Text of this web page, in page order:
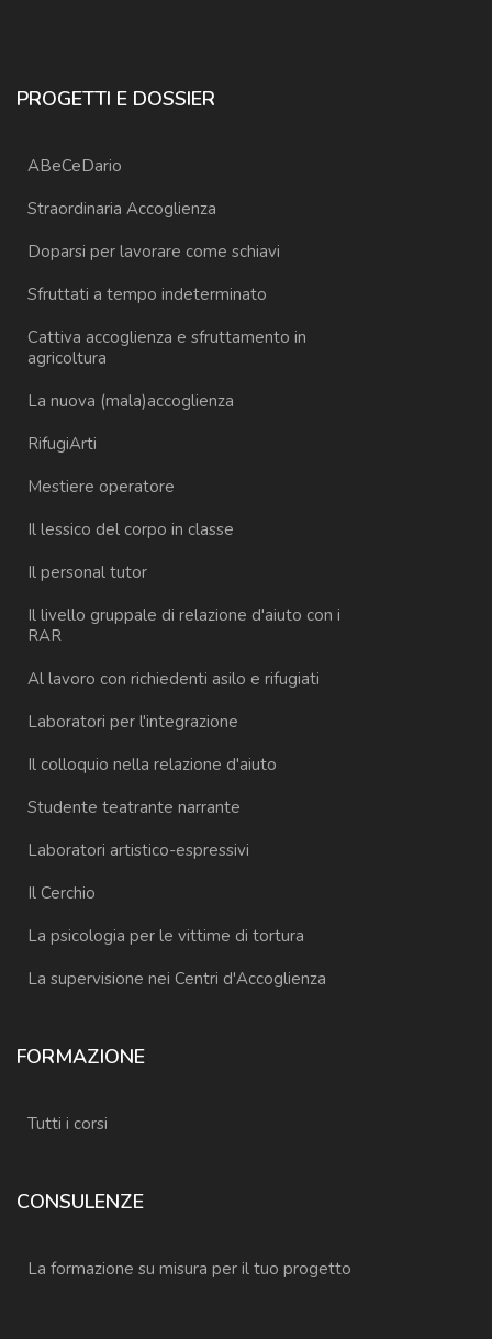
PROGETTI E DOSSIER
ABeCeDario
Straordinaria Accoglienza
Doparsi per lavorare come schiavi
Sfruttati a tempo indeterminato
Cattiva accoglienza e sfruttamento in
agricoltura
La nuova (mala)accoglienza
RifugiArti
Mestiere operatore
Il lessico del corpo in classe
Il personal tutor
Il livello gruppale di relazione d'aiuto con i
RAR
Al lavoro con richiedenti asilo e rifugiati
Laboratori per l'integrazione
Il colloquio nella relazione d'aiuto
Studente teatrante narrante
Laboratori artistico-espressivi
Il Cerchio
La psicologia per le vittime di tortura
La supervisione nei Centri d'Accoglienza
FORMAZIONE
Tutti i corsi
CONSULENZE
La formazione su misura per il tuo progetto